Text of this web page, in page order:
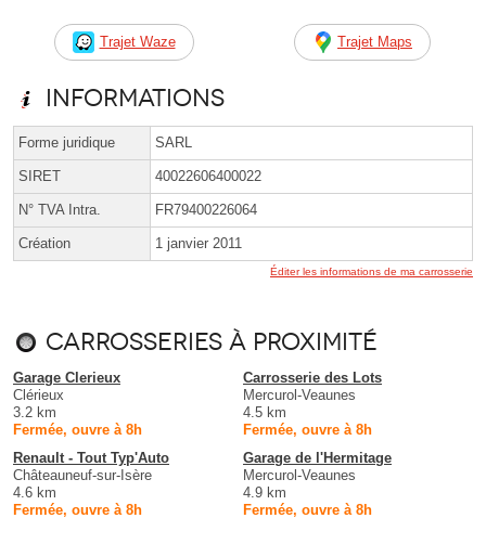
Trajet Waze Trajet Maps
Informations
Forme juridique SARL
SIRET 40022606400022
N° TVA Intra. FR79400226064
Création 1 janvier 2011
Éditer les informations de ma carrosserie
Carrosseries à proximité
Garage Clerieux
Clérieux
3.2 km
Fermée, ouvre à 8h
Carrosserie des Lots
Mercurol-Veaunes
4.5 km
Fermée, ouvre à 8h
Renault - Tout Typ'Auto
Châteauneuf-sur-Isère
4.6 km
Fermée, ouvre à 8h
Garage de l'Hermitage
Mercurol-Veaunes
4.9 km
Fermée, ouvre à 8h